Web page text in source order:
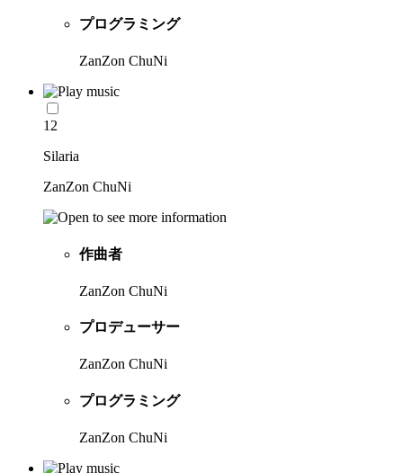
プログラミング
ZanZon ChuNi
12
Silaria
ZanZon ChuNi
作曲者
ZanZon ChuNi
プロデューサー
ZanZon ChuNi
プログラミング
ZanZon ChuNi